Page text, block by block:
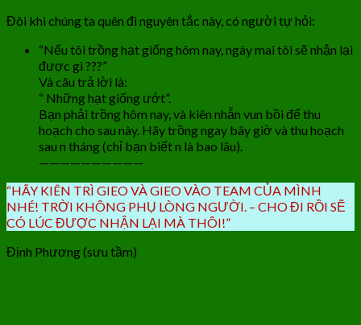
Đôi khi chúng ta quên đi nguyên tắc này, có người tự hỏi:
“Nếu tôi trồng hạt giống hôm nay, ngày mai tôi sẽ nhận lại
được gì ???”
Và câu trả lời là:
“ Những hạt giống ướt”.
Bạn phải trồng hôm nay, và kiên nhẫn vun bồi để thu
hoạch cho sau này. Hãy trồng ngay bây giờ và thu hoạch
sau n tháng (chỉ bạn biết n là bao lâu).
——————————
“HÃY KIÊN TRÌ GIEO VÀ GIEO VÀO TEAM CỦA MÌNH
NHÉ! TRỜI KHÔNG PHỤ LÒNG NGƯỜI. – CHO ĐI RỒI SẼ
CÓ LÚC ĐƯỢC NHẬN LẠI MÀ THÔI!”
Định Phương (sưu tầm)